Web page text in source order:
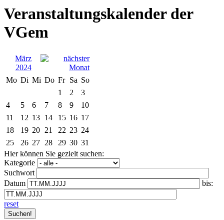
Veranstaltungskalender der
VGem
März
2024
Mo Di Mi Do Fr Sa So
1
2
3
4
5 6 7 8 9
10
11
12 13 14 15 16 17
18
19 20 21 22 23 24
25
26 27 28 29 30 31
Hier können Sie gezielt suchen:
Kategorie
Suchwort
Datum
bis:
reset